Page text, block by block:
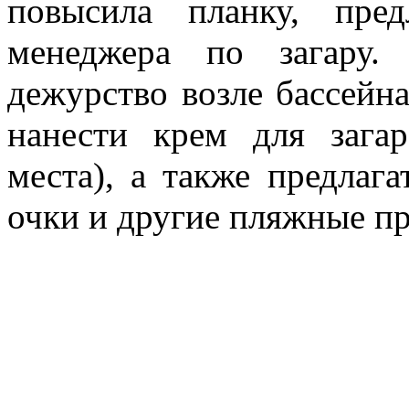
повысила планку,
менеджера по
дежурство возле
нанести крем для
места), а также
очки и другие пляжные